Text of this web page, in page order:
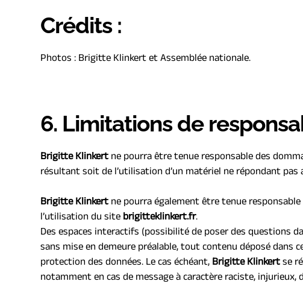
Crédits :
Photos : Brigitte Klinkert et Assemblée nationale.
6. Limitations de
Brigitte Klinkert ne pourra être tenue responsable des
résultant soit de l’utilisation d’un matériel ne répondant
Brigitte Klinkert ne pourra également être tenue
l’utilisation du site brigitteklinkert.fr.
Des espaces interactifs (possibilité de poser des questions
sans mise en demeure préalable, tout contenu déposé
protection des données. Le cas échéant, Brigitte Klinkert se
notamment en cas de message à caractère raciste,